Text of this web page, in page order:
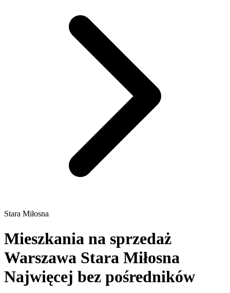
Stara Miłosna
Mieszkania na sprzedaż
Warszawa Stara Miłosna
Najwięcej bez pośredników